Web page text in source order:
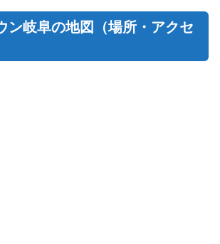
ン岐阜の地図（場所・アクセ